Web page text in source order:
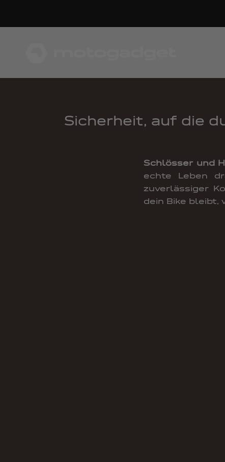
Sicherheit, auf die
Schlösser und
echte Leben
zuverlässiger
dein Bike